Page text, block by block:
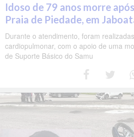
Idoso de 79 anos morre
Praia de Piedade, em
Durante o atendimento, foram
cardiopulmonar, com o apoio de uma
de Suporte Básico do Samu